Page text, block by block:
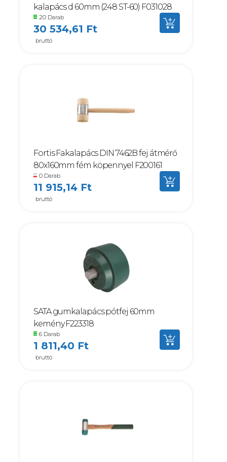
kalapács d 60mm (248 ST-60) F031028
20 Darab
30 534,61 Ft
bruttó
Fortis Fakalapács DIN 7462B fej átmérő
80x160mm fém köpennyel F200161
0 Darab
11 915,14 Ft
bruttó
SATA gumkalapács pótfej 60mm
kemény F223318
6 Darab
1 811,40 Ft
bruttó